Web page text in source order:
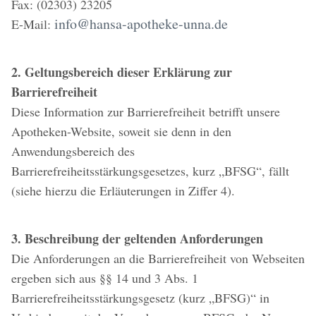
Fax: (02303) 23205
E-Mail: info@hansa-apotheke-unna.de
2. Geltungsbereich dieser Erklärung zur
Barrierefreiheit
Diese Information zur Barrierefreiheit betrifft unsere
Apotheken-Website, soweit sie denn in den
Anwendungsbereich des
Barrierefreiheitsstärkungsgesetzes, kurz „BFSG“, fällt
(siehe hierzu die Erläuterungen in Ziffer 4).
3. Beschreibung der geltenden Anforderungen
Die Anforderungen an die Barrierefreiheit von Webseiten
ergeben sich aus §§ 14 und 3 Abs. 1
Barrierefreiheitsstärkungsgesetz (kurz „BFSG)“ in